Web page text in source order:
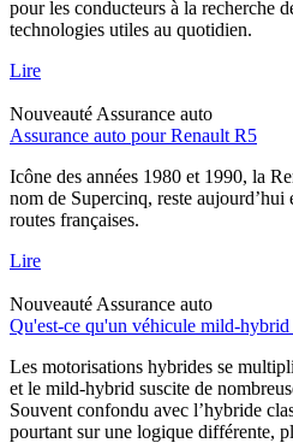
pour les conducteurs à la recherche
technologies utiles au quotidien.
Lire
Nouveauté Assurance auto
Assurance auto pour Renault R5
Icône des années 1980 et 1990, la
nom de Supercinq, reste aujourd’hui
routes françaises.
Lire
Nouveauté Assurance auto
Qu'est-ce qu'un véhicule mild-
Les motorisations hybrides se
et le mild-hybrid suscite de
Souvent confondu avec l’hybride
pourtant sur une logique différente,